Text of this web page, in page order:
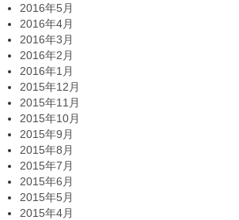
2016年5月
2016年4月
2016年3月
2016年2月
2016年1月
2015年12月
2015年11月
2015年10月
2015年9月
2015年8月
2015年7月
2015年6月
2015年5月
2015年4月